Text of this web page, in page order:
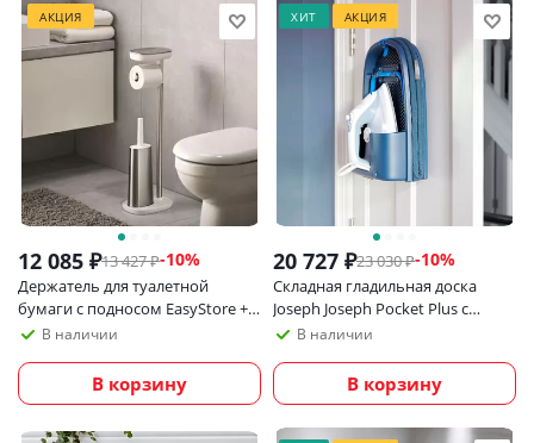
АКЦИЯ
12 085 ₽13 427₽-10%
Держатель для туалетной
бумаги с подносом EasyStore +
ершик для унитаза Flex
В наличии
В корзину
ХИТ АКЦИЯ
20 727 ₽23 030₽-10%
Складная гладильная доска
Joseph Joseph Pocket Plus с
инновационным чехлом
В наличии
В корзину